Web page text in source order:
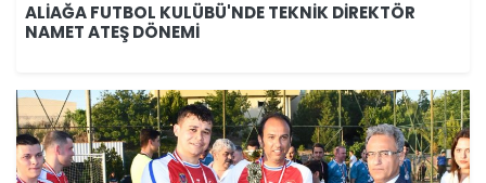
ALİAĞA FUTBOL KULÜBÜ'NDE TEKNİK DİREKTÖR
NAMET ATEŞ DÖNEMİ